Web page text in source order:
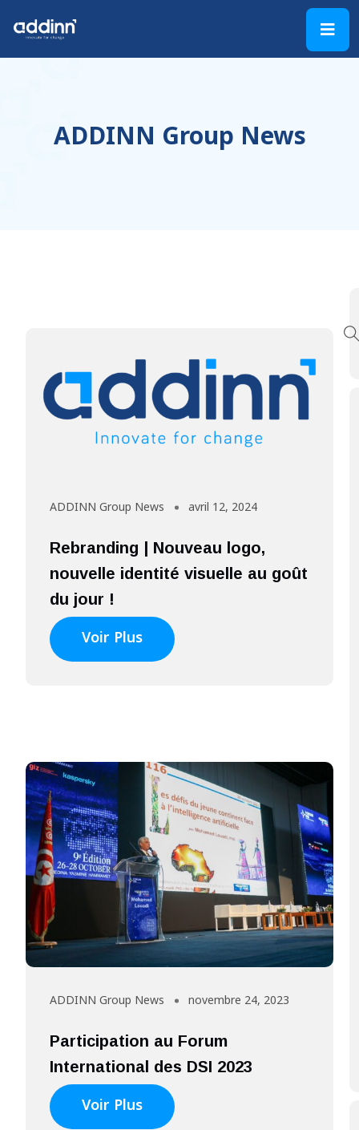
ADDINN Group News
ADDINN Group News avril 12, 2024
Rebranding | Nouveau logo,
nouvelle identité visuelle au goût
du jour !
Voir Plus
ADDINN Group News novembre 24, 2023
Participation au Forum
International des DSI 2023
Voir Plus